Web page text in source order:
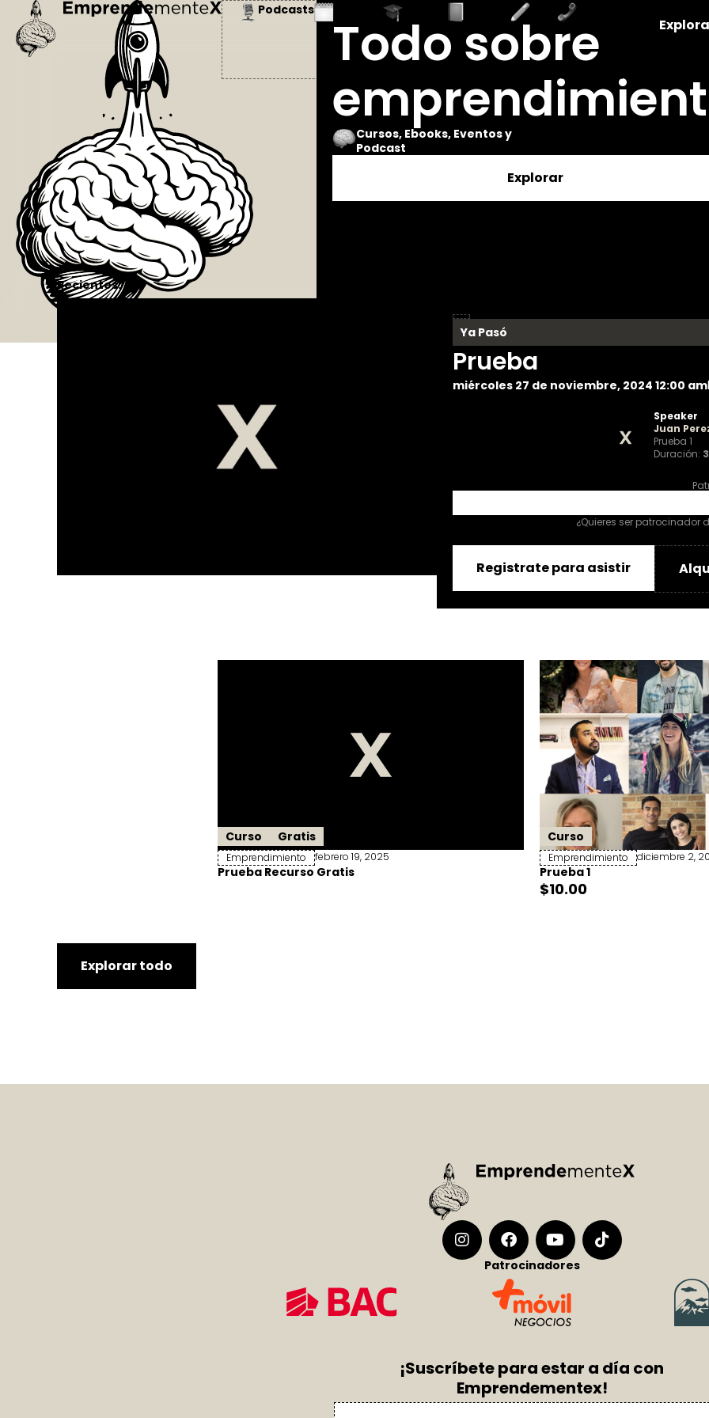
Podcasts
Todo sobre
Cursos, Ebooks, Eventos y
Podcast
Explorar
Recientes:
Ya Pasó
Prueba
miércoles 27 de noviembre, 2024 12:00 am
Speaker
Juan
Prueba 1
Duración:
¿Quieres ser patrocinador
Registrate para asistir
Curso Gratis
Emprendimiento febrero 19, 2025
Prueba Recurso Gratis
Curso
Emprendimiento diciembre 2,
Prueba 1
$10.00
Explorar todo
Patrocinadores
¡Suscríbete para estar a día con
Emprendementex!